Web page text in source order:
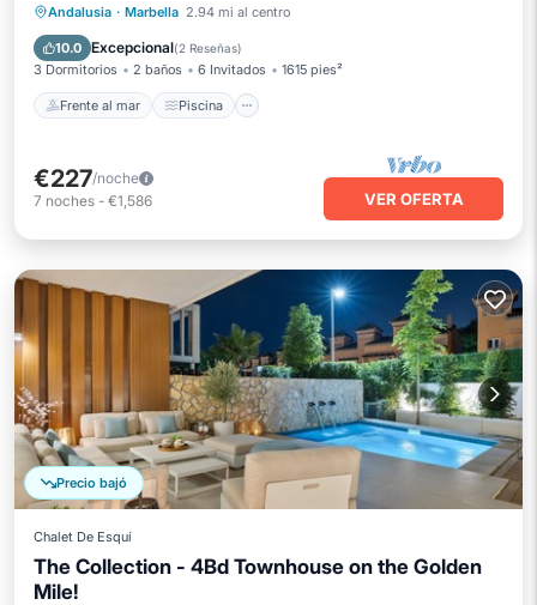
Andalusia · Marbella 2.94 mi al centro
10.0 Excepcional(2 Reseñas)
3 Dormitorios 2 baños 6 Invitados 1615 pies²
Frente al mar Piscina
Frente al mar Piscina
Balcón/Terraza
€227/noche
7 noches - €1,586 VER OFERTA
Precio bajó
Chalet De Esquí
The Collection - 4Bd Townhouse on the Golden
Mile!